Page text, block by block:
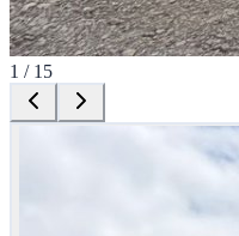
1 / 15